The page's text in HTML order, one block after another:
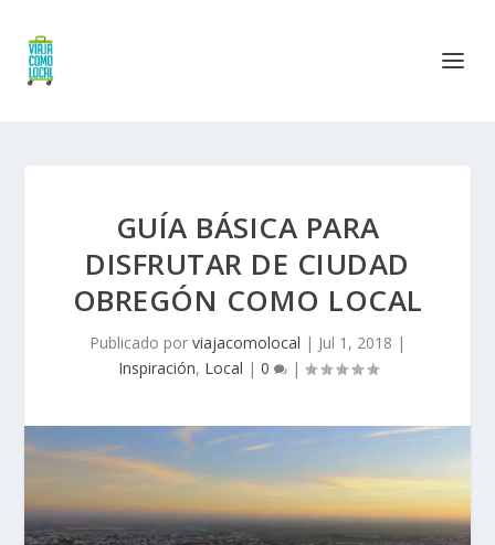
GUÍA BÁSICA PARA
DISFRUTAR DE CIUDAD
OBREGÓN COMO LOCAL
Publicado por viajacomolocal | Jul 1, 2018 |
Inspiración, Local | 0 |